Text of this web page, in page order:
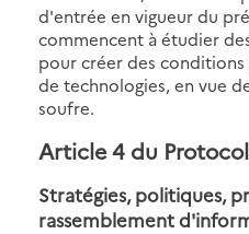
d'entrée en vigueur du
commencent à étudier
pour créer des conditions
de technologies, en vue
soufre.
Article 4 du
Stratégies, politiques,
rassemblement